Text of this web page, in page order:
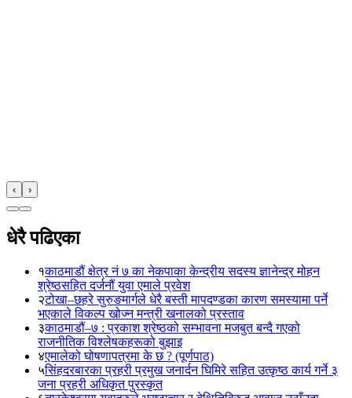
‹ ›
धेरै पढिएका
१काठमाडौं क्षेत्र नं ७ का नेकपाका केन्द्रीय सदस्य ज्ञानेन्द्र मोहन
श्रेष्ठसहित दर्जनौं युवा एमाले प्रवेश
२टोखा–छहरे सुरुङमार्गले धेरै बस्ती मापदण्डका कारण समस्यामा पर्ने
भएकाले विकल्प खोज्न मन्त्री खनालको प्रस्ताव
३काठमाडौं–७ : प्रकाश श्रेष्ठको सम्भावना मजबुत बन्दै गएको
राजनीतिक विश्लेषकहरूको बुझाइ
४एमालेको घोषणापत्रमा के छ ? (पूर्णपाठ)
५सिंहदरबारका प्रहरी प्रमुख जनार्दन घिमिरे सहित उत्कृष्ठ कार्य गर्ने ३
जना प्रहरी अधिकृत पुरस्कृत